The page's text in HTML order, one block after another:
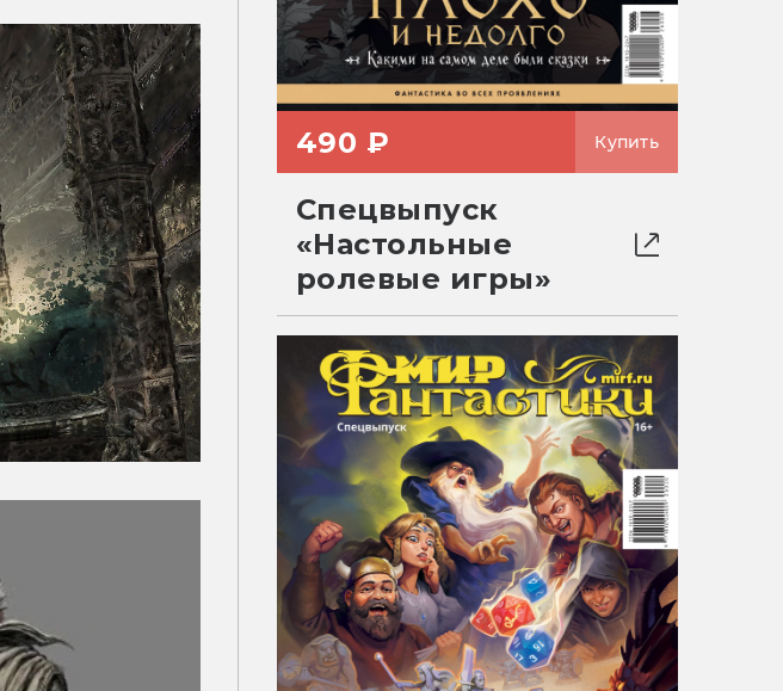
490 ₽ Купить
Спецвыпуск
«Настольные
ролевые игры»